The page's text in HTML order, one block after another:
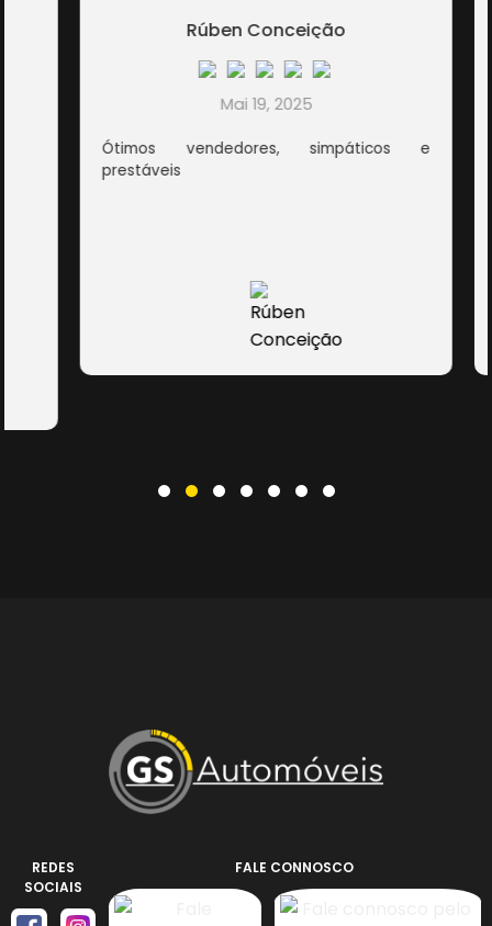
Rúben Conceição
Mai 19, 2025
Ótimos vendedores, simpáticos e
prestáveis
REDES
SOCIAIS
FALE CONNOSCO